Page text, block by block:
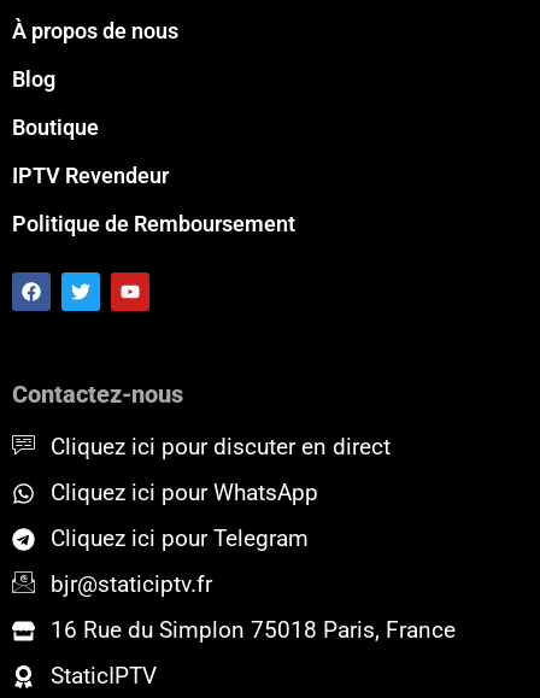
À propos de nous
Blog
Boutique
IPTV Revendeur
Politique de Remboursement
F
a
c
o
T
w
i
r
Y
o
u
e
Contactez-nous
Cliquez ici pour discuter en direct
Cliquez ici pour WhatsApp
Cliquez ici pour Telegram
bjr@staticiptv.fr
16 Rue du Simplon 75018 Paris, France
StaticIPTV